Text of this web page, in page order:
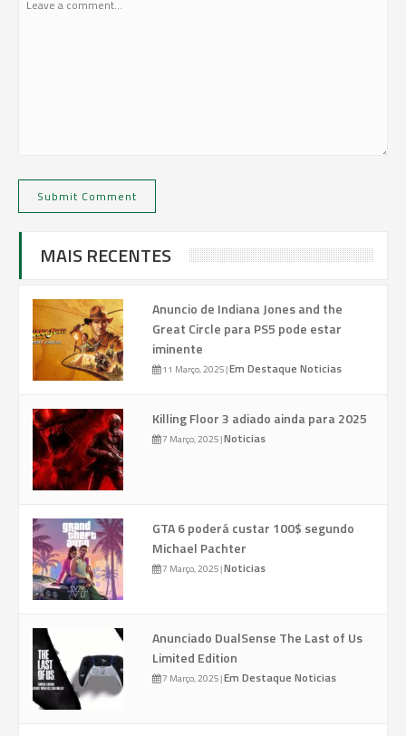
MAIS RECENTES
Anuncio de Indiana Jones and the
Great Circle para PS5 pode estar
iminente
11 Março, 2025|Em Destaque Noticias
Killing Floor 3 adiado ainda para 2025
7 Março, 2025|Noticias
GTA 6 poderá custar 100$ segundo
Michael Pachter
7 Março, 2025|Noticias
Anunciado DualSense The Last of Us
Limited Edition
7 Março, 2025|Em Destaque Noticias